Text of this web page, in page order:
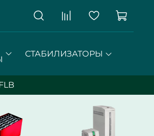
СТАБИЛИЗАТОРЫ